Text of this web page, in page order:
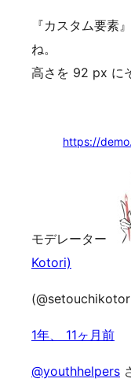
『カスタム要
ね。
高さを 92 px に
https://
モデレーター
Kotori)
1年、 11ヶ月前
@youthhelpers